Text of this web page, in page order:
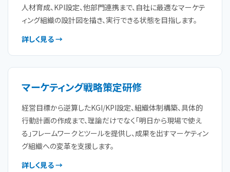
人材育成、KPI設定、他部門連携まで、自社に最適なマーケテ
ィング組織の設計図を描き、実行できる状態を目指します。
詳しく見る →
マーケティング戦略策定研修
経営目標から逆算したKGI/KPI設定、組織体制構築、具体的
行動計画の作成まで、理論だけでなく「明日から現場で使え
る」フレームワークとツールを提供し、成果を出すマーケティン
グ組織への変革を支援します。
詳しく見る →